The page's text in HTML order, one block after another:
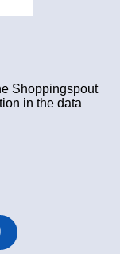
Shoppingspout
in the data